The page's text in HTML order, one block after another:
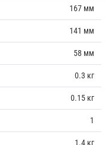
167 мм
141 мм
58 мм
0.3 кг
0.15 кг
1
1.4 кг